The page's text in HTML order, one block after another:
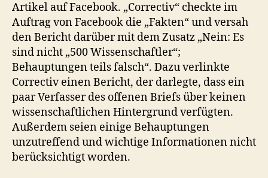
Artikel auf Facebook. „Correctiv“ checkte im
Auftrag von Facebook die „Fakten“ und versah
den Bericht darüber mit dem Zusatz „Nein: Es
sind nicht „500 Wissenschaftler“;
Behauptungen teils falsch“. Dazu verlinkte
Correctiv einen Bericht, der darlegte, dass ein
paar Verfasser des offenen Briefs über keinen
wissenschaftlichen Hintergrund verfügten.
Außerdem seien einige Behauptungen
unzutreffend und wichtige Informationen nicht
berücksichtigt worden.